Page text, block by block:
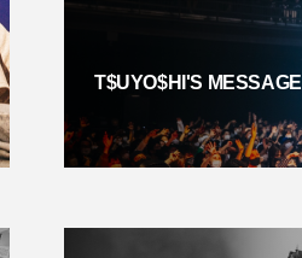
T$UYO$HI'S MESSAGE